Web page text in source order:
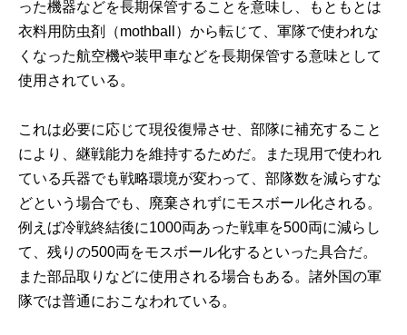
った機器などを長期保管することを意味し、もともとは
衣料用防虫剤（mothball）から転じて、軍隊で使われな
くなった航空機や装甲車などを長期保管する意味として
使用されている。
これは必要に応じて現役復帰させ、部隊に補充すること
により、継戦能力を維持するためだ。また現用で使われ
ている兵器でも戦略環境が変わって、部隊数を減らすな
どという場合でも、廃棄されずにモスボール化される。
例えば冷戦終結後に1000両あった戦車を500両に減らし
て、残りの500両をモスボール化するといった具合だ。
また部品取りなどに使用される場合もある。諸外国の軍
隊では普通におこなわれている。